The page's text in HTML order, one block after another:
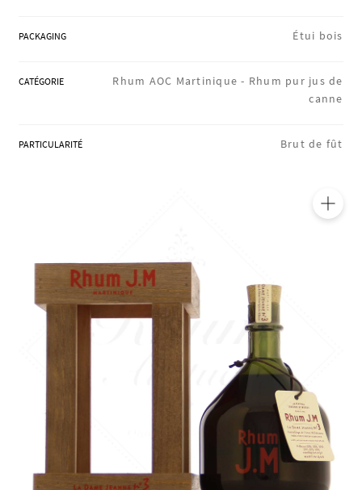
PACKAGING Étui bois
CATÉGORIE Rhum AOC Martinique - Rhum pur jus de
canne
PARTICULARITÉ Brut de fût